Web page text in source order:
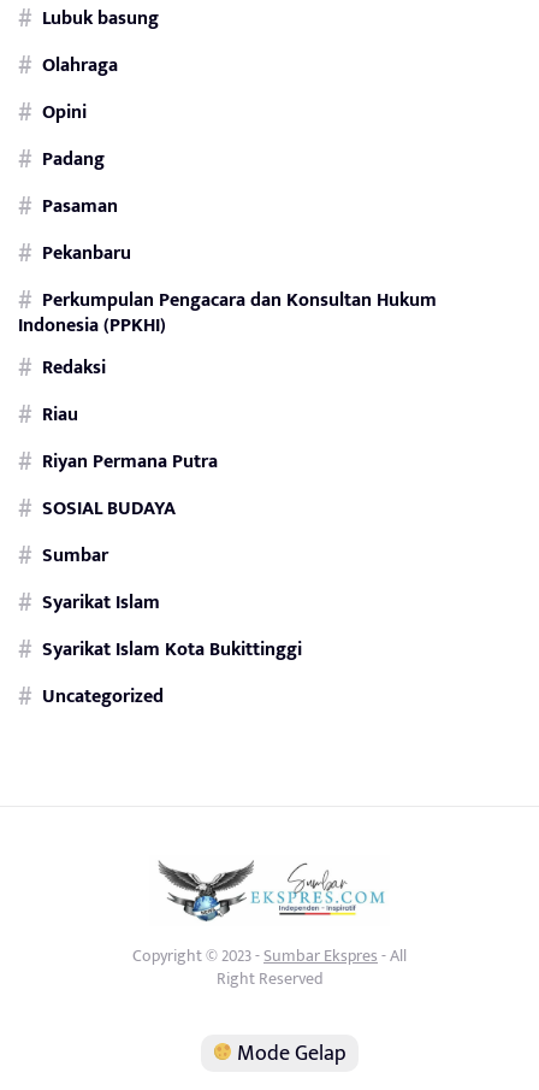
Lubuk basung
Olahraga
Opini
Padang
Pasaman
Pekanbaru
Perkumpulan Pengacara dan Konsultan Hukum
Indonesia (PPKHI)
Redaksi
Riau
Riyan Permana Putra
SOSIAL BUDAYA
Sumbar
Syarikat Islam
Syarikat Islam Kota Bukittinggi
Uncategorized
Copyright © 2023 -Sumbar Ekspres- All
Right Reserved
Mode Gelap